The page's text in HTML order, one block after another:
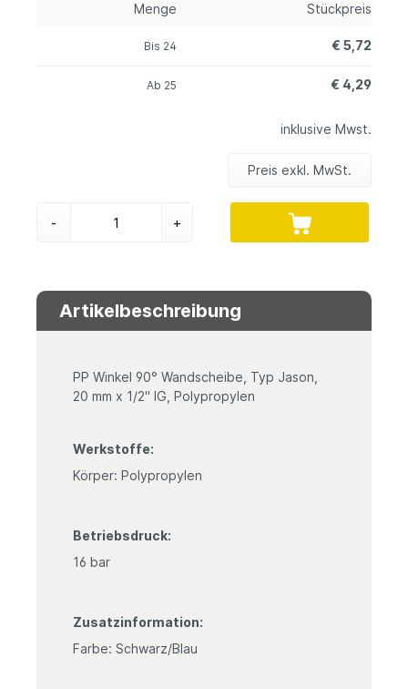
Menge Stückpreis
Bis 24 € 5,72
Ab 25 € 4,29
inklusive Mwst.
Preis exkl. MwSt.
- +
Artikelbeschreibung
PP Winkel 90° Wandscheibe, Typ Jason,
20 mm x 1/2" IG, Polypropylen
Werkstoffe:
Körper: Polypropylen
Betriebsdruck:
16 bar
Zusatzinformation:
Farbe: Schwarz/Blau